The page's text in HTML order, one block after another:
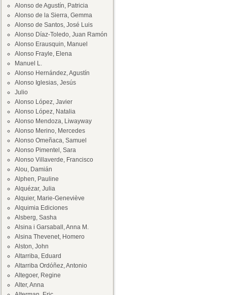
Alonso de Agustín, Patricia
Alonso de la Sierra, Gemma
Alonso de Santos, José Luis
Alonso Díaz-Toledo, Juan Ramón
Alonso Erausquin, Manuel
Alonso Frayle, Elena
Manuel L.
Alonso Hernández, Agustín
Alonso Iglesias, Jesús
Julio
Alonso López, Javier
Alonso López, Natalia
Alonso Mendoza, Liwayway
Alonso Merino, Mercedes
Alonso Omeñaca, Samuel
Alonso Pimentel, Sara
Alonso Villaverde, Francisco
Alou, Damián
Alphen, Pauline
Alquézar, Julia
Alquier, Marie-Geneviève
Alquimia Ediciones
Alsberg, Sasha
Alsina i Garsaball, Anna M.
Alsina Thevenet, Homero
Alston, John
Altarriba, Eduard
Altarriba Ordóñez, Antonio
Altegoer, Regine
Alter, Anna